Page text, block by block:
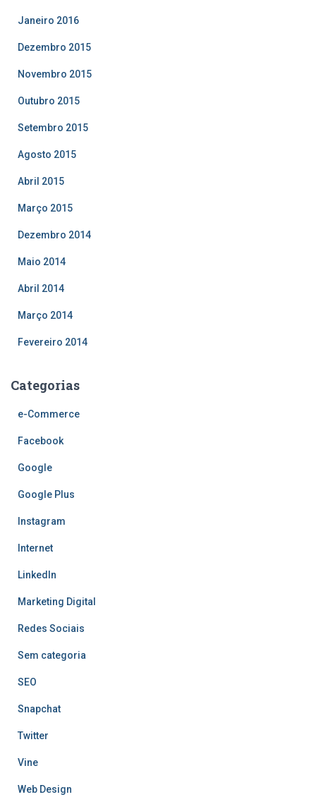
Janeiro 2016
Dezembro 2015
Novembro 2015
Outubro 2015
Setembro 2015
Agosto 2015
Abril 2015
Março 2015
Dezembro 2014
Maio 2014
Abril 2014
Março 2014
Fevereiro 2014
Categorias
e-Commerce
Facebook
Google
Google Plus
Instagram
Internet
LinkedIn
Marketing Digital
Redes Sociais
Sem categoria
SEO
Snapchat
Twitter
Vine
Web Design